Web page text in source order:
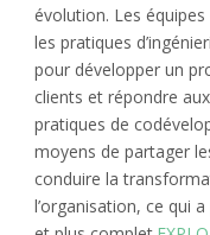
évolution. Les
les pratiques
pour développer un
clients et répondre
pratiques de
moyens de partager
conduire la
l’organisation, ce qui